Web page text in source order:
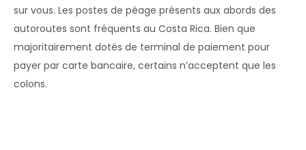
sur vous. Les postes de péage présents aux abords des
autoroutes sont fréquents au Costa Rica. Bien que
majoritairement dotés de terminal de paiement pour
payer par carte bancaire, certains n’acceptent que les
colons.